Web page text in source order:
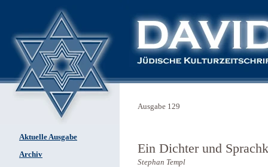
Aktuelle Ausgabe
Archiv
Ausgabe 129
Ein Dichter und
Stephan Templ